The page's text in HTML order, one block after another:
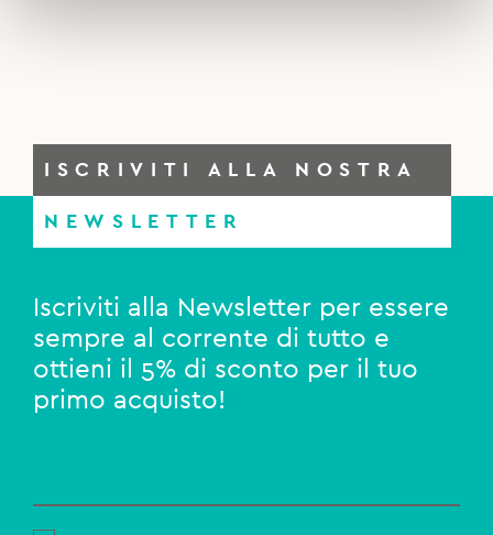
ISCRIVITI ALLA NOSTRA
NEWSLETTER
Iscriviti alla Newsletter per essere
sempre al corrente di tutto e
ottieni il 5% di sconto per il tuo
primo acquisto!